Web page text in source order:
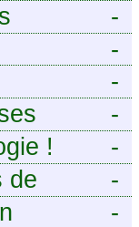
-
-
-
-
-
!
-
de
-